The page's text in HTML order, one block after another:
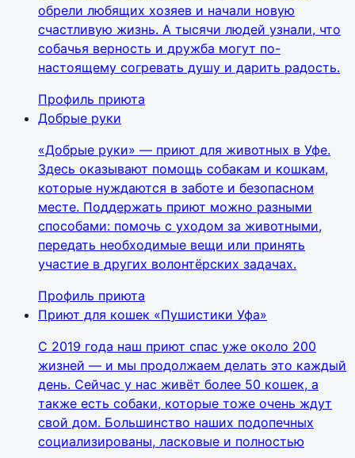
обрели любящих хозяев и начали новую
счастливую жизнь. А тысячи людей узнали, что
собачья верность и дружба могут по-
настоящему согревать душу и дарить радость.
Профиль приюта
Добрые руки
«Добрые руки» — приют для животных в Уфе.
Здесь оказывают помощь собакам и кошкам,
которые нуждаются в заботе и безопасном
месте. Поддержать приют можно разными
способами: помочь с уходом за животными,
передать необходимые вещи или принять
участие в других волонтёрских задачах.
Профиль приюта
Приют для кошек «Пушистики Уфа»
С 2019 года наш приют спас уже около 200
жизней — и мы продолжаем делать это каждый
день. Сейчас у нас живёт более 50 кошек, а
также есть собаки, которые тоже очень ждут
свой дом. Большинство наших подопечных
социализированы, ласковые и полностью